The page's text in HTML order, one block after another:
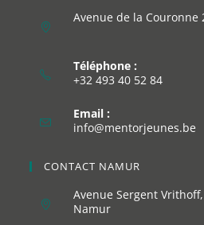
Avenue de la Couronne
Téléphone :
+32 493 40 52 84
Email :
info@mentorjeunes.be
CONTACT NAMUR
Avenue Sergent
Namur